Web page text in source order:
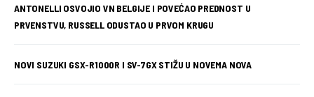
ANTONELLI OSVOJIO VN BELGIJE I POVEĆAO PREDNOST U
PRVENSTVU, RUSSELL ODUSTAO U PRVOM KRUGU
NOVI SUZUKI GSX-R1000R I SV-7GX STIŽU U NOVEMA NOVA